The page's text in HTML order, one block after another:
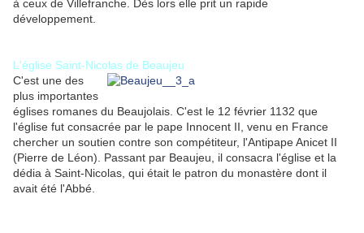
à ceux de Villefranche. Dès lors elle prit un rapide
développement.
L'église Saint-Nicolas de Beaujeu
C'est une des
plus importantes
églises romanes du Beaujolais. C'est le 12 février 1132 que
l'église fut consacrée par le pape Innocent II, venu en France
chercher un soutien contre son compétiteur, l'Antipape Anicet II
(Pierre de Léon). Passant par Beaujeu, il consacra l'église et la
dédia à Saint-Nicolas, qui était le patron du monastère dont il
avait été l'Abbé.